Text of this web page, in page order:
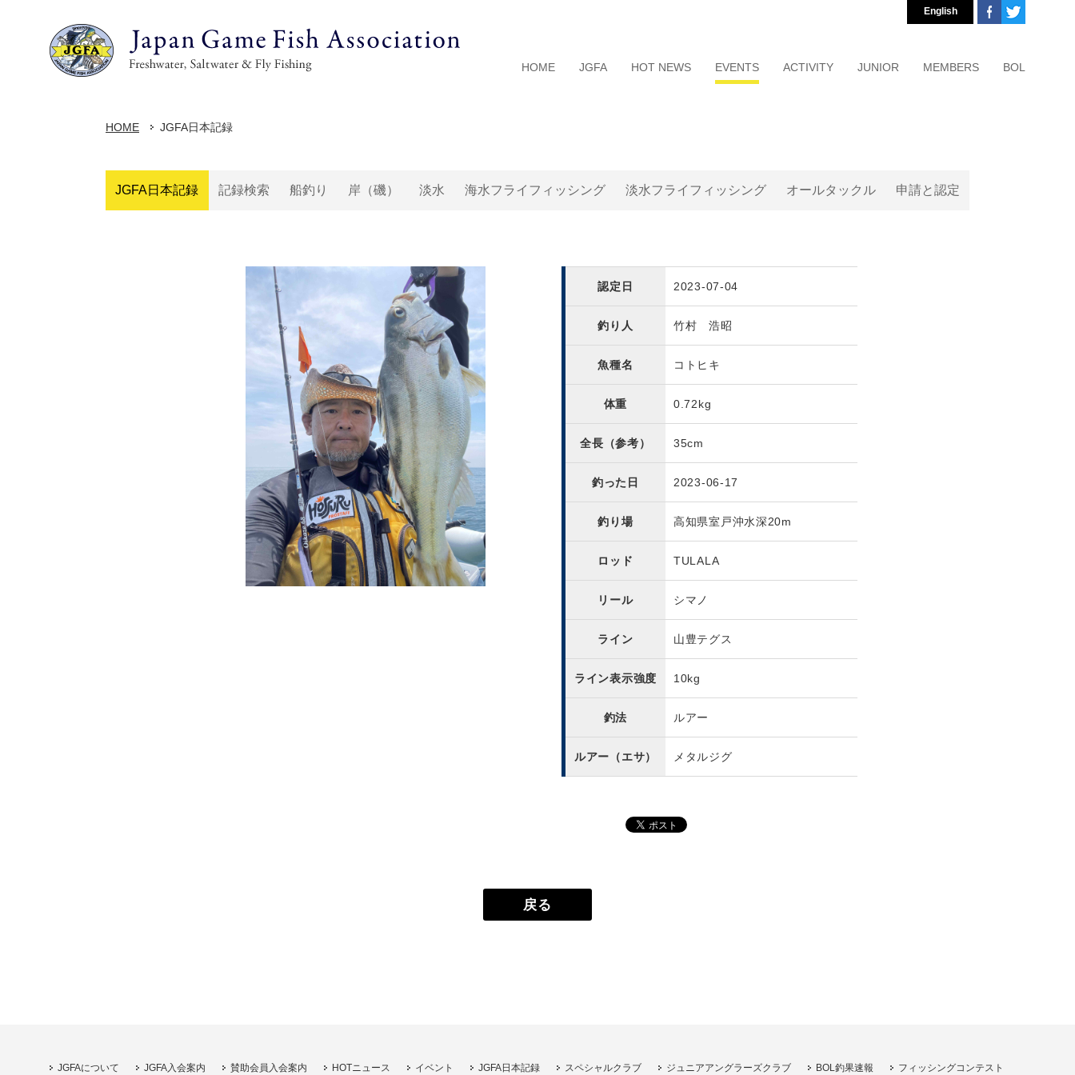
HOME JGFA HOT NEWS EVENTS ACTIVITY JUNIOR MEMBERS BOL
English
HOME JGFA日本記録
JGFA日本記録 記録検索 船釣り 岸（磯） 淡水 海水フライフィッシング 淡水フライフィッシング オールタックル 申請と認定
認定日 2023-07-04
釣り人 竹村 浩昭
魚種名 コトヒキ
体重 0.72kg
全長（参考） 35cm
釣った日 2023-06-17
釣り場 高知県室戸沖水深20m
ロッド TULALA
リール シマノ
ライン 山豊テグス
ライン表示強度 10kg
釣法 ルアー
ルアー（エサ） メタルジグ
戻る
JGFAについて JGFA入会案内 賛助会員入会案内 HOTニュース イベント JGFA日本記録 スペシャルクラブ ジュニアアングラーズクラブ BOL釣果速報 フィッシングコンテスト